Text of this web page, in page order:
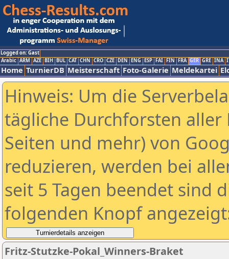
Logged on: Gast
Arabic ARM AZE BIH BUL CAT CHN CRO CZE DEN ENG ESP FAI FIN FRA GER GRE INA
Home TurnierDB Meisterschaft Foto-Galerie Meldekartei
Hinweis: Um die
tägliche Durchforsten aller
Seiten und mehr) von
reduzieren, werden bei
seit 5 Tagen beendet sind
folgenden Knopf
Fritz-Stutzke-Pokal_Winners-Braket